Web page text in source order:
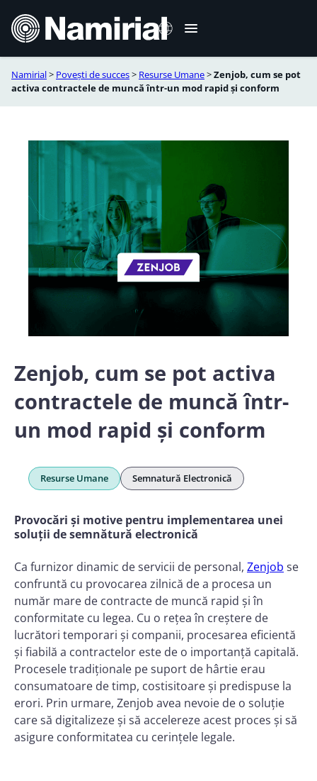
conținut
Italiano
Português
Namirial> Povești de succes> Resurse Umane>Zenjob, cum se pot
activa contractele de muncă într-un mod rapid și conform
Zenjob, cum se pot activa
contractele de muncă într-
un mod rapid și conform
Resurse Umane Semnatură Electronică
Provocări și motive pentru implementarea unei
soluții de semnătură electronică
Ca furnizor dinamic de servicii de personal, Zenjob se
confruntă cu provocarea zilnică de a procesa un
număr mare de contracte de muncă rapid și în
conformitate cu legea. Cu o rețea în creștere de
lucrători temporari și companii, procesarea eficientă
și fiabilă a contractelor este de o importanță capitală.
Procesele tradiționale pe suport de hârtie erau
consumatoare de timp, costisitoare și predispuse la
erori. Prin urmare, Zenjob avea nevoie de o soluție
care să digitalizeze și să accelereze acest proces și să
asigure conformitatea cu cerințele legale.